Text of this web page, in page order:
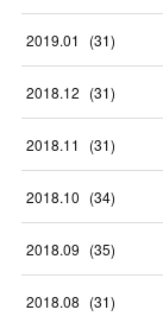
2019.01 (31)
2018.12 (31)
2018.11 (31)
2018.10 (34)
2018.09 (35)
2018.08 (31)